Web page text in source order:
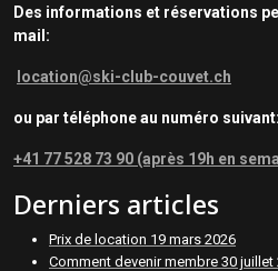
Des informations et réservations
mail:
location@ski-club-couvet.ch
ou par téléphone au numéro suivant:
+41 77 528 73 90 (après 19h en
Derniers articles
Prix de location 19 mars 2026
Comment devenir membre 30 juillet